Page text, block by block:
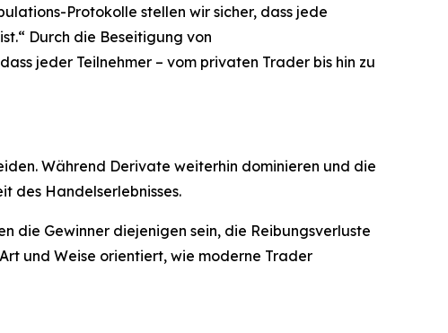
Protokolle stellen wir sicher, dass jede
Durch die Beseitigung von
jeder Teilnehmer – vom privaten Trader bis hin zu
Während Derivate weiterhin dominieren und die
des Handelserlebnisses.
die Gewinner diejenigen sein, die Reibungsverluste
und Weise orientiert, wie moderne Trader